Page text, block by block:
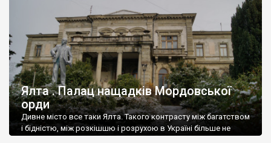
Ялта . Палац нащадків Мордовської
орди
Дивне місто все таки Ялта. Такого контрасту між багатством
і бідністю, між розкішшю і розрухою в Україні більше не